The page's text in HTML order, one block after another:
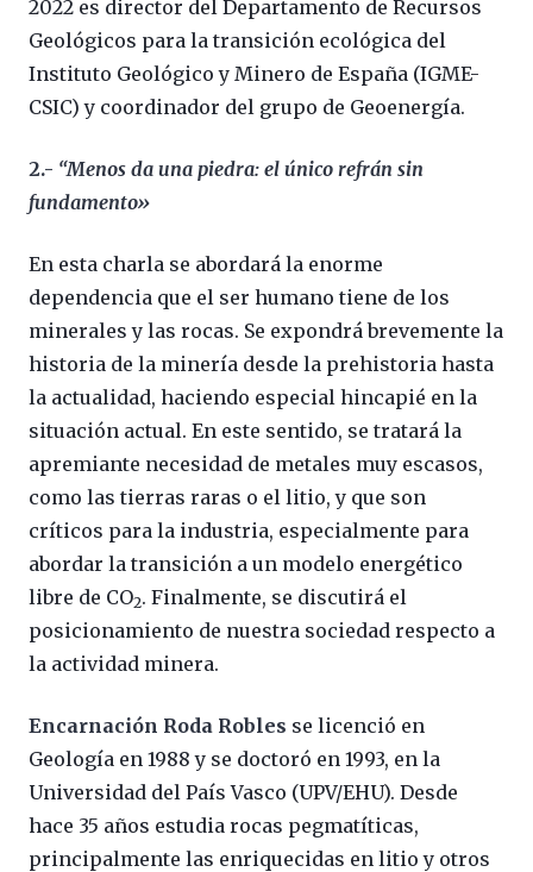
2022 es director del Departamento de Recursos
Geológicos para la transición ecológica del
Instituto Geológico y Minero de España (IGME-
CSIC) y coordinador del grupo de Geoenergía.
2.- “Menos da una piedra: el único refrán sin
fundamento»
En esta charla se abordará la enorme
dependencia que el ser humano tiene de los
minerales y las rocas. Se expondrá brevemente la
historia de la minería desde la prehistoria hasta
la actualidad, haciendo especial hincapié en la
situación actual. En este sentido, se tratará la
apremiante necesidad de metales muy escasos,
como las tierras raras o el litio, y que son
críticos para la industria, especialmente para
abordar la transición a un modelo energético
libre de CO2. Finalmente, se discutirá el
posicionamiento de nuestra sociedad respecto a
la actividad minera.
Encarnación Roda Robles se licenció en
Geología en 1988 y se doctoró en 1993, en la
Universidad del País Vasco (UPV/EHU). Desde
hace 35 años estudia rocas pegmatíticas,
principalmente las enriquecidas en litio y otros